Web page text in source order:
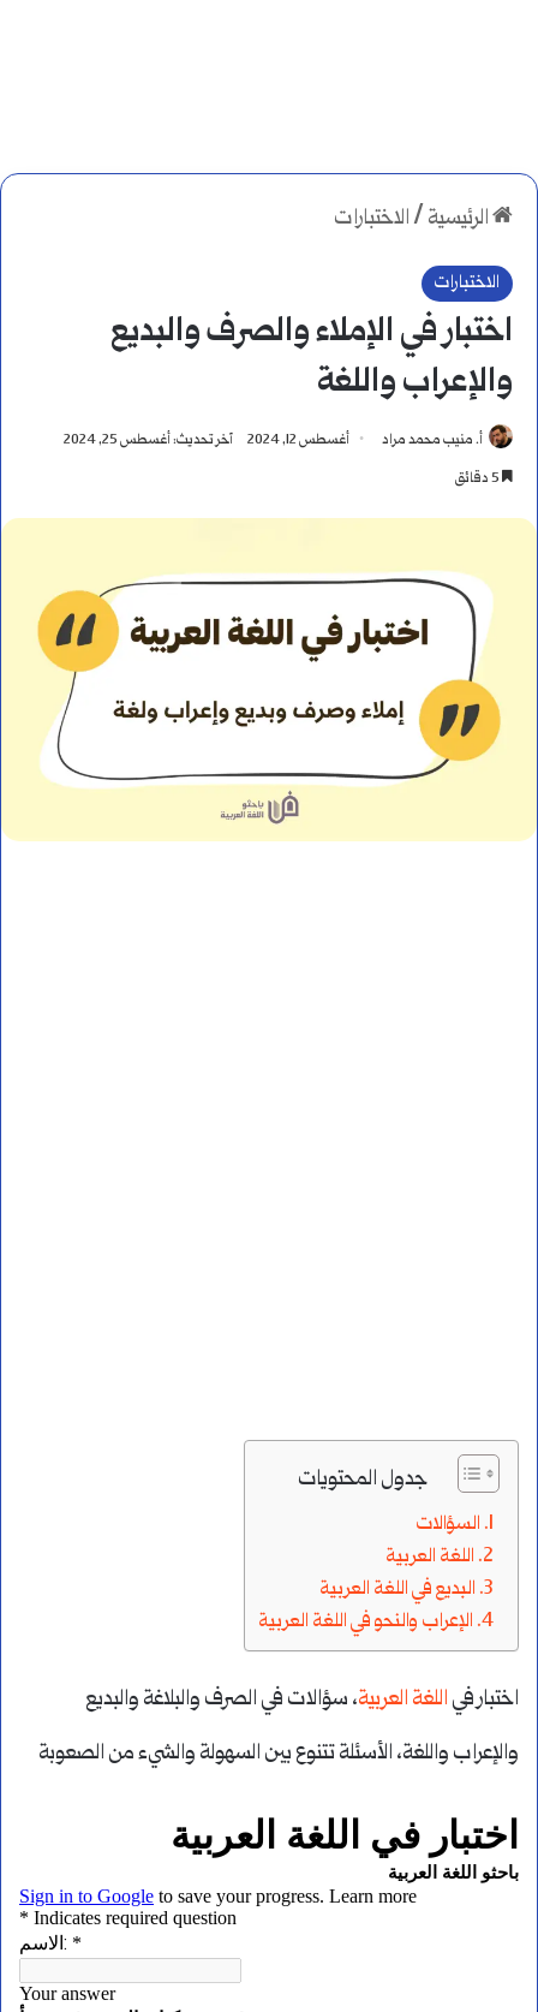
الرئيسية /الاختبارات
الاختبارات
اختبار في الإملاء والصرف والبديع
والإعراب واللغة
أ. منيب محمد مراد أغسطس 12, 2024
آخر تحديث: أغسطس 25, 2024
جدول المحتويات
السؤالات
اللغة العربية
البديع في اللغة العربية
الإعراب والنحو في اللغة العربية
اختبار في اللغة العربية، سؤالات في الصرف والبلاغة والبديع
والإعراب واللغة، الأسئلة تتنوع بين السهولة والشيء من الصعوبة